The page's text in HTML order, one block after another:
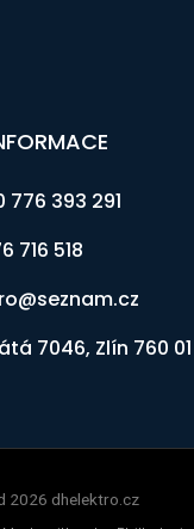
393 291
716 518
7046, Zlín 760 01
2026 dhelektro.cz